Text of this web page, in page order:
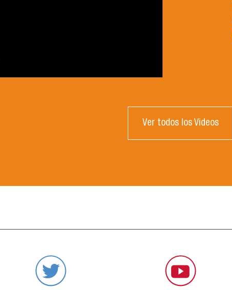
Ver todos los Videos